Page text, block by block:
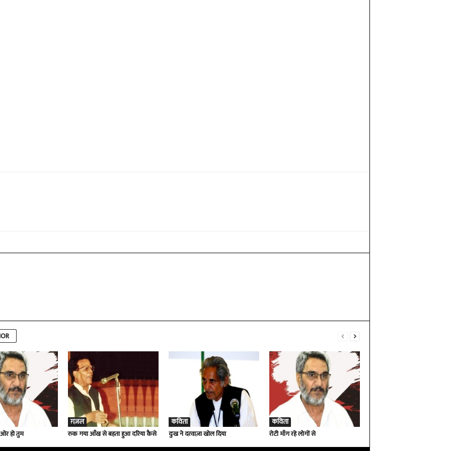
हो तुम
ग़ज़ल
रुक गया आँख से बहता हुआ दरिया कैसे
कविता
दुःख ने दरवाज़ा खोल दिया
कविता
रोटी माँग रहे लोगों से